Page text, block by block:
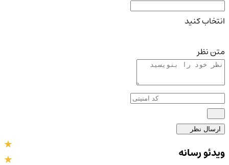
انتخاب کنید
متن نظر
ارسال نظر
ویدئو رسانه